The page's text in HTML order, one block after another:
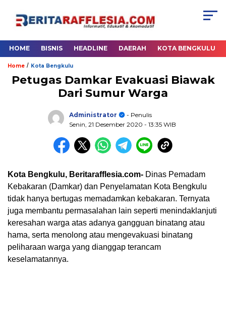
HOME BISNIS HEADLINE DAERAH KOTA BENGKULU
Home / Kota Bengkulu
Petugas Damkar Evakuasi Biawak
Dari Sumur Warga
Administrator
- Penulis
Senin, 21 Desember 2020 - 13:35 WIB
Kota Bengkulu, Beritarafflesia.com- Dinas Pemadam
Kebakaran (Damkar) dan Penyelamatan Kota Bengkulu
tidak hanya bertugas memadamkan kebakaran. Ternyata
juga membantu permasalahan lain seperti menindaklanjuti
keresahan warga atas adanya gangguan binatang atau
hama, serta menolong atau mengevakuasi binatang
peliharaan warga yang dianggap terancam
keselamatannya.